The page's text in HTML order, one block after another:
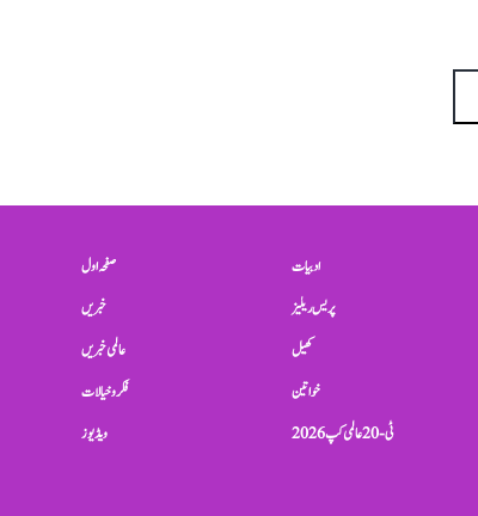
صفحہ اول
خبریں
عالمی خبریں
فکر و خیالات
ویڈیوز
ادبیات
پریس ریلیز
کھیل
خواتین
ٹی-20 عالمی کپ 2026